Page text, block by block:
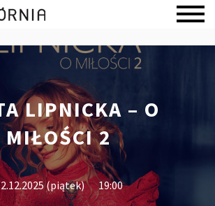
LIPNICKA – O
MIŁOŚCI 2
(piątek) 19:00